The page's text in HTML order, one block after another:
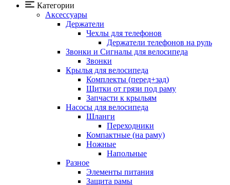
Категории
Аксессуары
Держатели
Чехлы для телефонов
Держатели телефонов на руль
Звонки и Сигналы для велосипеда
Звонки
Крылья для велосипеда
Комплекты (перед+зад)
Щитки от грязи под раму
Запчасти к крыльям
Насосы для велосипеда
Шланги
Переходники
Компактные (на раму)
Ножные
Напольные
Разное
Элементы питания
Защита рамы